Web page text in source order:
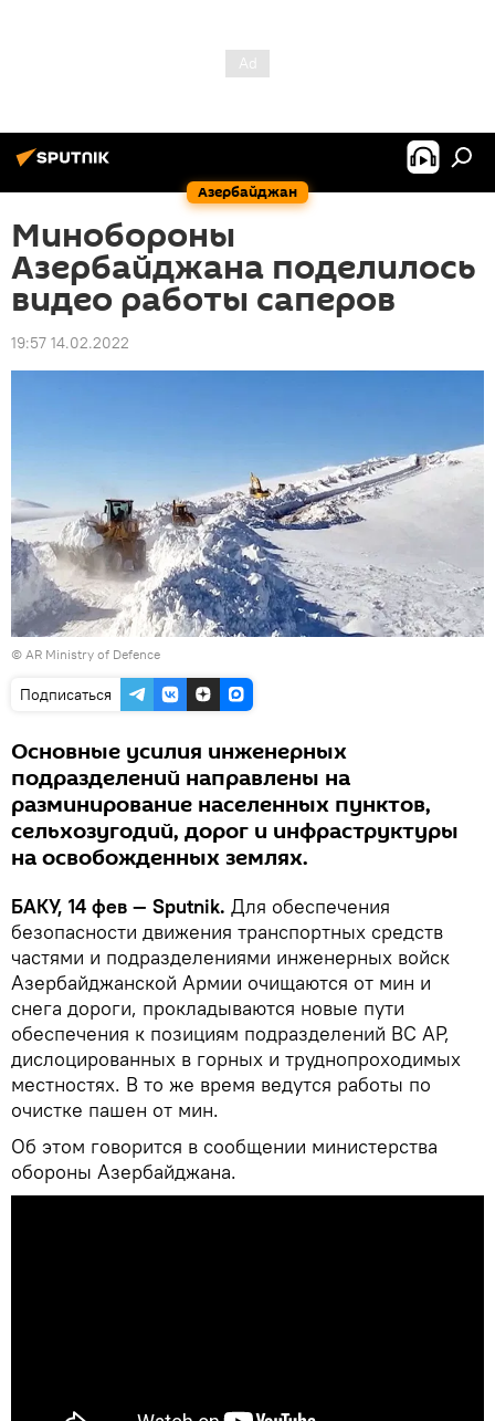
Азербайджан
Минобороны
Азербайджана поделилось
видео работы саперов
19:57 14.02.2022
© AR Ministry of Defence
Подписаться
Основные усилия инженерных
подразделений направлены на
разминирование населенных пунктов,
сельхозугодий, дорог и инфраструктуры
на освобожденных землях.
БАКУ, 14 фев — Sputnik. Для обеспечения
безопасности движения транспортных средств
частями и подразделениями инженерных войск
Азербайджанской Армии очищаются от мин и
снега дороги, прокладываются новые пути
обеспечения к позициям подразделений ВС АР,
дислоцированных в горных и труднопроходимых
местностях. В то же время ведутся работы по
очистке пашен от мин.
Об этом говорится в сообщении министерства
обороны Азербайджана.